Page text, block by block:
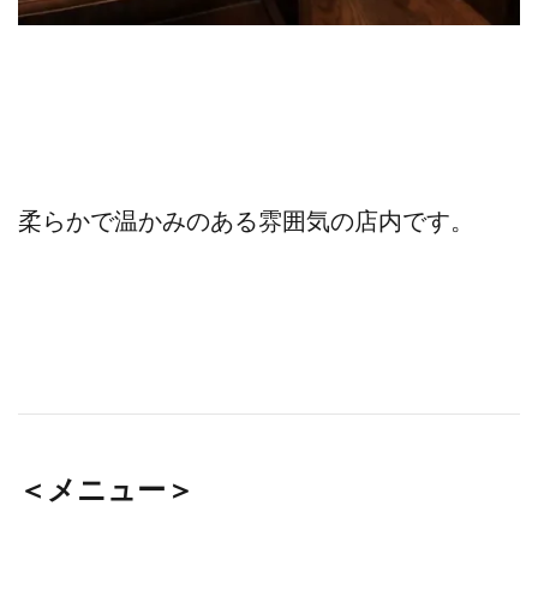
柔らかで温かみのある雰囲気の店内です。
＜メニュー＞